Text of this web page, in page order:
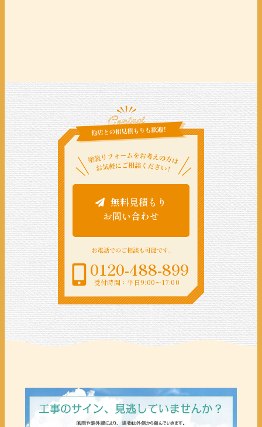
無料見積もり
お問い合わせ
0120-488-899
受付時間：平日9:00〜17:00